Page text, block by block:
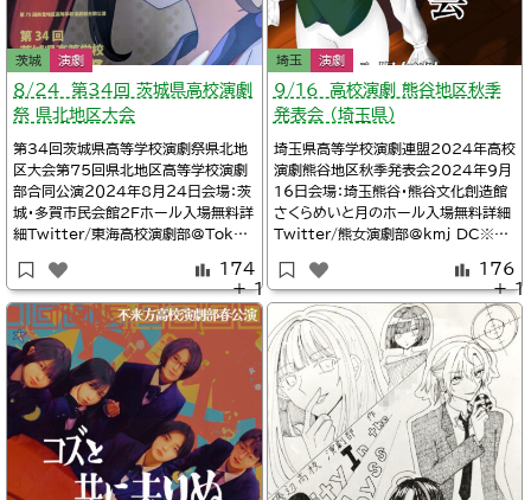
茨城 演劇
８/24 第34回 茨城県高校演劇
祭 県北地区大会
第34回茨城県高等学校演劇祭県北地
区大会第75回県北地区高等学校演劇
部合同公演２０２４年8月２4日会場：茨
城・多賀市民会館2Fホール入場無料詳
細Twitter/東海高校演劇部@Tokai_
ムテーブル、上演作品号外NET日立市
（県北）/【日立市】8月24日に茨城県高
等学校演劇祭の県北地区大会が多賀市
民会館で開催されます！Twitter/び
ぶ屋台本堂
174
埼玉 演劇
9/16 高校演劇 熊谷地区秋季
発表会 （埼玉県）
埼玉県高等学校演劇連盟2024年高校
演劇熊谷地区秋季発表会2024年9月
16日会場：埼玉熊谷・熊谷文化創造館
さくらめいと月のホール入場無料詳細
Twitter/熊女演劇部@kmj_DC※タ
劇部10:50埼玉鴻巣女子高校演劇部1
2:40埼玉鴻巣高校演劇部14:00埼玉
進修館高校演劇部15:00埼玉熊谷女
子高校演劇部『絵空事』作：ちーBOW
静かな美術室で少年少女は黙
176
＋ 1 ＋ 1